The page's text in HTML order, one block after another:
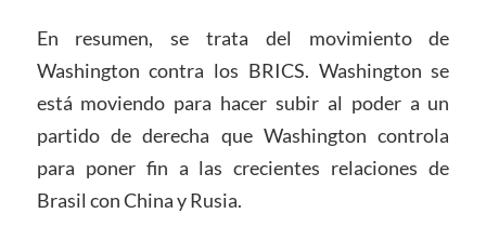
En resumen, se trata del movimiento de
Washington contra los BRICS. Washington se
está moviendo para hacer subir al poder a un
partido de derecha que Washington controla
para poner fin a las crecientes relaciones de
Brasil con China y Rusia.